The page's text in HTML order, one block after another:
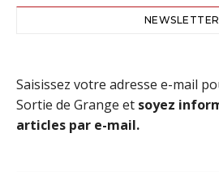
NEWSLETTER